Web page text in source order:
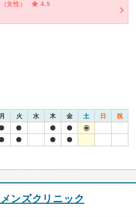
女性）
4.5
月 火 水 木 金 土 日 祝
ンズクリニック